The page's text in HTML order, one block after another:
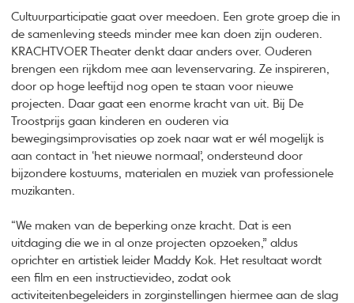
Cultuurparticipatie gaat over meedoen. Een grote groep die in
de samenleving steeds minder mee kan doen zijn ouderen.
KRACHTVOER Theater denkt daar anders over. Ouderen
brengen een rijkdom mee aan levenservaring. Ze inspireren,
door op hoge leeftijd nog open te staan voor nieuwe
projecten. Daar gaat een enorme kracht van uit. Bij De
Troostprijs gaan kinderen en ouderen via
bewegingsimprovisaties op zoek naar wat er wél mogelijk is
aan contact in ‘het nieuwe normaal’, ondersteund door
bijzondere kostuums, materialen en muziek van professionele
muzikanten.
“We maken van de beperking onze kracht. Dat is een
uitdaging die we in al onze projecten opzoeken,” aldus
oprichter en artistiek leider Maddy Kok. Het resultaat wordt
een film en een instructievideo, zodat ook
activiteitenbegeleiders in zorginstellingen hiermee aan de slag